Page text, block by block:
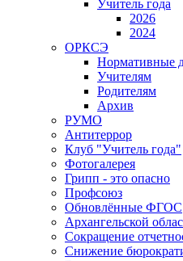
Учитель года
2026
2024
ОРКСЭ
Нормативные
Учителям
Родителям
Архив
РУМО
Антитеррор
Клуб "Учитель года"
Фотогалерея
Грипп - это опасно
Профсоюз
Обновлённые ФГОС
Архангельской
Сокращение
Снижение